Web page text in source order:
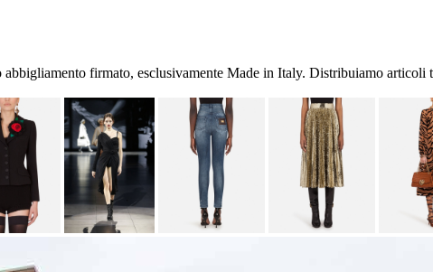
firmato, esclusivamente Made in Italy. Distribuiamo articoli